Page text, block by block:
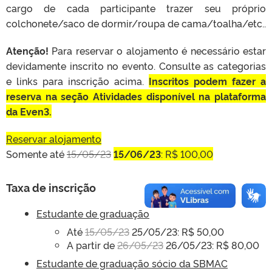
cargo de cada participante trazer seu próprio
colchonete/saco de dormir/roupa de cama/toalha/etc..
Atenção! Para reservar o alojamento é necessário estar
devidamente inscrito no evento. Consulte as categorias
e links para inscrição acima. Inscritos podem fazer a
reserva na seção Atividades disponível na plataforma
da Even3.
Reservar alojamento
Somente até15/05/2315/06/23: R$ 100,00
Taxa de inscrição
Estudante de graduação
Até15/05/2325/05/23: R$ 50,00
A partir de26/05/2326/05/23: R$ 80,00
Estudante de graduação sócio da SBMAC